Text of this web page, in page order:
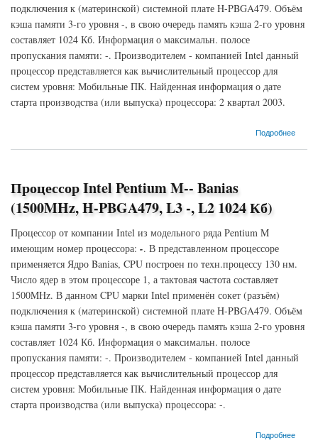
подключения к (материнской) системной плате H-PBGA479. Объём
кэша памяти 3-го уровня -, в свою очередь память кэша 2-го уровня
составляет 1024 Кб. Информация о максимальн. полосе
пропускания памяти: -. Производителем - компанией Intel данный
процессор представляется как вычислительный процессор для
систем уровня: Мобильные ПК. Найденная информация о дате
старта производства (или выпуска) процессора: 2 квартал 2003.
Подробнее
о Процессор Intel Pentium M-- Banias (1600MHz, H-PBGA479, L3 -, L2 1024 Кб)
Процессор Intel Pentium M-- Banias
(1500MHz, H-PBGA479, L3 -, L2 1024 Кб)
Процессор от компании Intel из модельного ряда Pentium M
имеющим номер процессора: -. В представленном процессоре
применяется Ядро Banias, CPU построен по техн.процессу 130 нм.
Число ядер в этом процессоре 1, а тактовая частота составляет
1500MHz. В данном CPU марки Intel применён сокет (разъём)
подключения к (материнской) системной плате H-PBGA479. Объём
кэша памяти 3-го уровня -, в свою очередь память кэша 2-го уровня
составляет 1024 Кб. Информация о максимальн. полосе
пропускания памяти: -. Производителем - компанией Intel данный
процессор представляется как вычислительный процессор для
систем уровня: Мобильные ПК. Найденная информация о дате
старта производства (или выпуска) процессора: -.
Подробнее
о Процессор Intel Pentium M-- Banias (1500MHz, H-PBGA479, L3 -, L2 1024 Кб)